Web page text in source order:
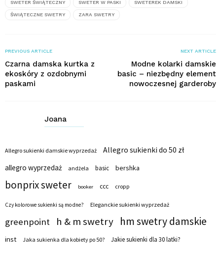
SWETER ŚWIĄTECZNY SWETER W PASKI SWETEREK DAMSKI
ŚWIĄTECZNE SWETRY ZARA SWETRY
PREVIOUS ARTICLE
Czarna damska kurtka z
ekoskóry z ozdobnymi
paskami
NEXT ARTICLE
Modne kolarki damskie
basic – niezbędny element
nowoczesnej garderoby
Joana
Allegro sukienki damskie wyprzedaż
Allegro sukienki do 50 zł
allegro wyprzedaż
andżela basic bershka
bonprix sweter booker ccc cropp
Czy kolorowe sukienki są modne? Eleganckie sukienki wyprzedaż
greenpoint h & m swetry hm swetry damskie
inst Jaka sukienka dla kobiety po 50? Jakie sukienki dla 30 latki?